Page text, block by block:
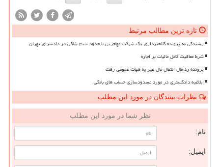
تازه ترین مطالب مرتبط
رسیدگی به پرونده کلاهبرداری یک شرکت مهاجرتی با حدود ۳۰۰ شاکی در دادسرای تهران
شرط معافیت کامل مالیات بر اجاره
پرونده رد مال انتقال مال غیر به هیأت عمومی رفت
ابلاغیه دادگستری در مورد مسدودسازی حساب های بانکی
نظرات بینندگان در مورد این مطلب
نظر شما در مورد این مطلب
نام:
ایمیل: